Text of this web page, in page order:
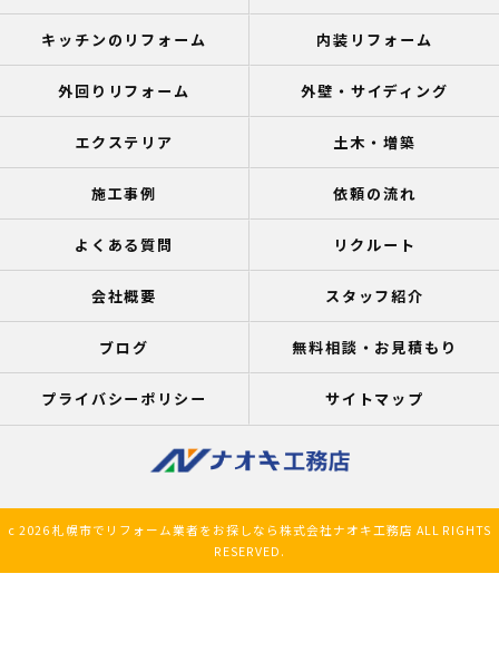
キッチンのリフォーム 内装リフォーム
外回りリフォーム 外壁・サイディング
エクステリア 土木・増築
施工事例 依頼の流れ
よくある質問 リクルート
会社概要 スタッフ紹介
ブログ 無料相談・お見積もり
プライバシーポリシー サイトマップ
c 2026 札幌市でリフォーム業者をお探しなら株式会社ナオキ工務店 ALL RIGHTS
RESERVED.